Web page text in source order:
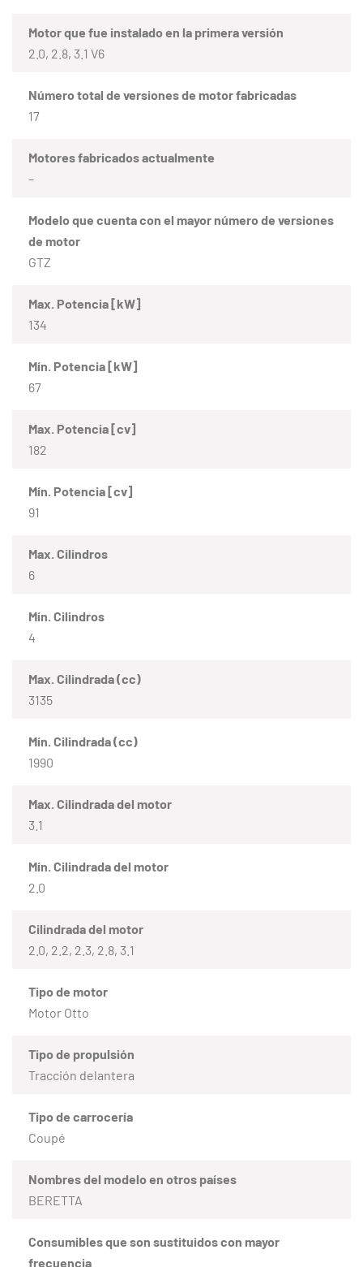
Motor que fue instalado en la primera versión
2.0, 2.8, 3.1 V6
Número total de versiones de motor fabricadas
17
Motores fabricados actualmente
–
Modelo que cuenta con el mayor número de versiones
de motor
GTZ
Max. Potencia [kW]
134
Mín. Potencia [kW]
67
Max. Potencia [cv]
182
Mín. Potencia [cv]
91
Max. Cilindros
6
Mín. Cilindros
4
Max. Cilindrada (cc)
3135
Mín. Cilindrada (cc)
1990
Max. Cilindrada del motor
3.1
Mín. Cilindrada del motor
2.0
Cilindrada del motor
2.0, 2.2, 2.3, 2.8, 3.1
Tipo de motor
Motor Otto
Tipo de propulsión
Tracción delantera
Tipo de carrocería
Coupé
Nombres del modelo en otros países
BERETTA
Consumibles que son sustituidos con mayor
frecuencia